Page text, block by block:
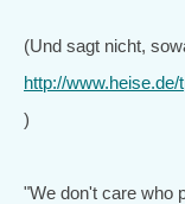
(Und sagt nicht,
http://www.heise.de/
)
"We don't care who